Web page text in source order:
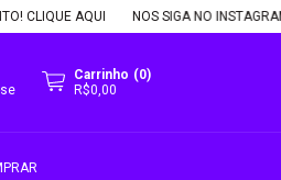
CLIQUE AQUI NOS SIGA NO
Carrinho (0)
R$0,00